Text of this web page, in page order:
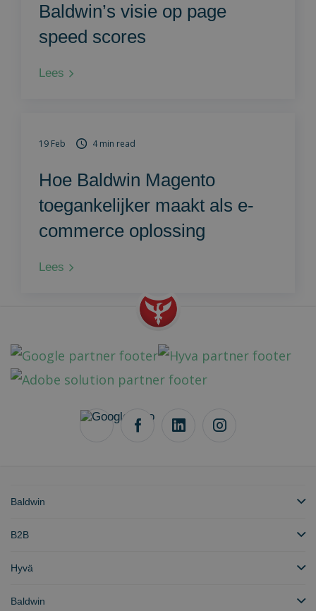
Baldwin’s visie op page
speed scores
Lees
19 Feb 4 min read
Hoe Baldwin Magento
toegankelijker maakt als e-
commerce oplossing
Lees
Baldwin
B2B
Hyvä
Baldwin